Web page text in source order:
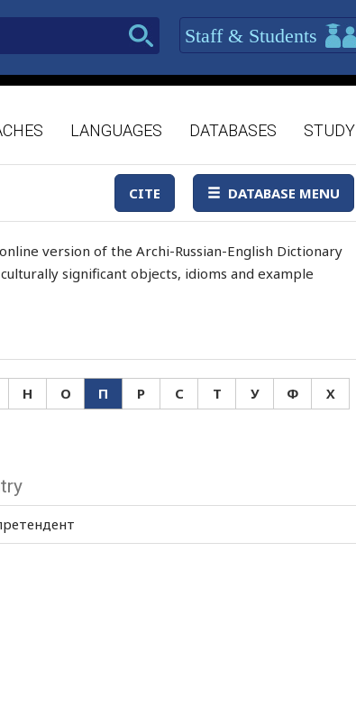
Staff & Students
LANGUAGES DATABASES STUDY
CITE DATABASE MENU
version of the Archi-Russian-English Dictionary
significant objects, idioms and example
Н О П Р С Т У Ф
Х